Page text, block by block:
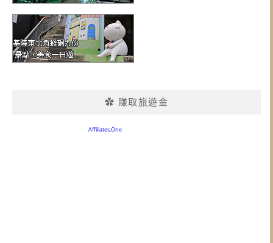
✿ 賺取旅遊金